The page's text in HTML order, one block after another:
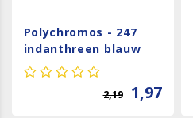
Polychromos - 247
indanthreen blauw
2,19 1,97